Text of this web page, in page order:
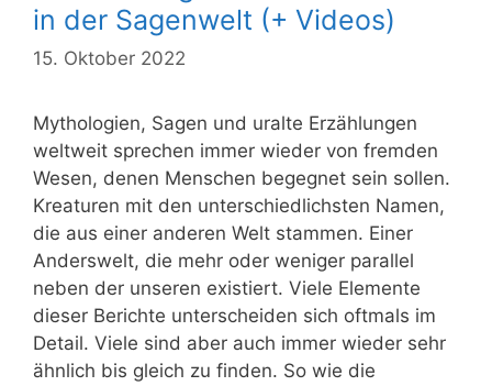
in der Sagenwelt (+ Videos)
15. Oktober 2022
Mythologien, Sagen und uralte Erzählungen
weltweit sprechen immer wieder von fremden
Wesen, denen Menschen begegnet sein sollen.
Kreaturen mit den unterschiedlichsten Namen,
die aus einer anderen Welt stammen. Einer
Anderswelt, die mehr oder weniger parallel
neben der unseren existiert. Viele Elemente
dieser Berichte unterscheiden sich oftmals im
Detail. Viele sind aber auch immer wieder sehr
ähnlich bis gleich zu finden. So wie die